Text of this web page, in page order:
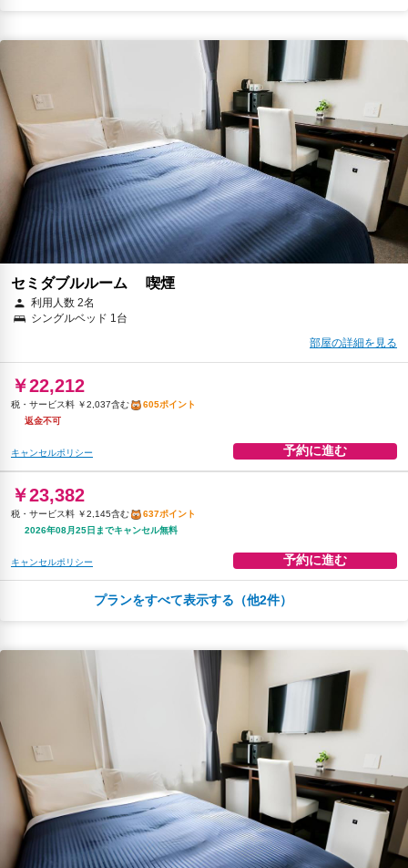
税・サービス料 ￥2,335含む
693ポイント
2026年08月25日までキャンセル無料
予約に進む
朝食 無料WiFi
￥27,227
税・サービス料 ￥2,497含む
741ポイント
キャンセルポリシー 予約に進む
セミダブルルーム 喫煙
利用人数 2名
シングルベッド 1台
部屋の詳細を見る
￥22,212
税・サービス料 ￥2,037含む
605ポイント
返金不可
キャンセルポリシー 予約に進む
￥23,382
税・サービス料 ￥2,145含む
637ポイント
2026年08月25日までキャンセル無料
キャンセルポリシー 予約に進む
税・サービス料 ￥2,335含む
693ポイント
予約に進む
￥27,227
税・サービス料 ￥2,497含む
741ポイント
返金不可
キャンセルポリシー 予約に進む
プランをすべて表示する（他2件）